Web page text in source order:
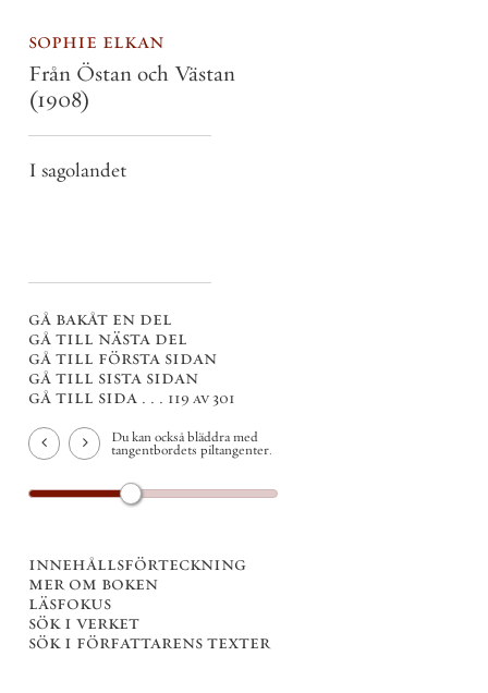
sophie elkan
Från Östan och Västan
(1908)
I sagolandet
gå bakåt en del
gå till nästa del
gå till första sidan
gå till sista sidan
gå till sida . . . 119 av 301
Du kan också bläddra med
tangentbordets piltangenter.
innehållsförteckning
mer om boken
läsfokus
sök i verket
sök i författarens texter